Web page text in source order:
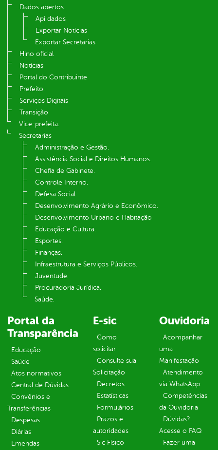
Dados abertos
Api dados
Exportar Notícias
Exportar Secretarias
Hino oficial
Notícias
Portal do Contribuinte
Prefeito.
Serviços Digitais
Transição
Vice-prefeita.
Secretarias
Administração e Gestão.
Assistência Social e Direitos Humanos.
Chefia de Gabinete.
Controle Interno.
Defesa Social.
Desenvolvimento Agrário e Econômico.
Desenvolvimento Urbano e Habitação
Educação e Cultura.
Esportes.
Finanças.
Infraestrutura e Serviços Públicos.
Juventude.
Procuradoria Jurídica.
Saúde.
Portal da
Transparência
Educação
Saúde
Atos normativos
Central de Dúvidas
Convênios e
Transferências
Despesas
Diárias
Emendas
E-sic
Como
solicitar
Consulte sua
Solicitação
Decretos
Estatísticas
Formulários
Prazos e
autoridades
Sic Físico
Ouvidoria
Acompanhar
uma
Manifestação
Atendimento
via WhatsApp
Competências
da Ouvidoria
Dúvidas?
Acesse o FAQ
Fazer uma